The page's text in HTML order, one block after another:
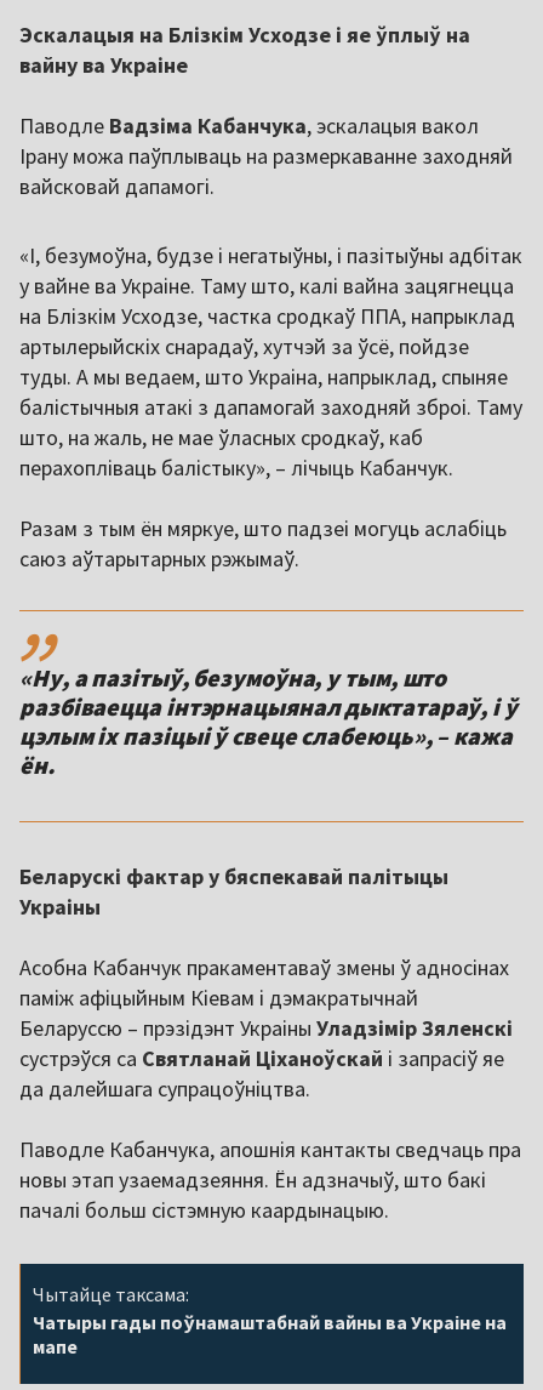
Эскалацыя на Блізкім Усходзе і яе ўплыў на
вайну ва Украіне
Паводле Вадзіма Кабанчука, эскалацыя вакол
Ірану можа паўплываць на размеркаванне заходняй
вайсковай дапамогі.
«І, безумоўна, будзе і негатыўны, і пазітыўны адбітак
у вайне ва Украіне. Таму што, калі вайна зацягнецца
на Блізкім Усходзе, частка сродкаў ППА, напрыклад
артылерыйскіх снарадаў, хутчэй за ўсё, пойдзе
туды. А мы ведаем, што Украіна, напрыклад, спыняе
балістычныя атакі з дапамогай заходняй зброі. Таму
што, на жаль, не мае ўласных сродкаў, каб
перахопліваць балістыку», – лічыць Кабанчук.
Разам з тым ён мяркуе, што падзеі могуць аслабіць
саюз аўтарытарных рэжымаў.
,,
«Ну, а пазітыў, безумоўна, у тым, што
разбіваецца інтэрнацыянал дыктатараў, і ў
цэлым іх пазіцыі ў свеце слабеюць», – кажа
ён.
Беларускі фактар у бяспекавай палітыцы
Украіны
Асобна Кабанчук пракаментаваў змены ў адносінах
паміж афіцыйным Кіевам і дэмакратычнай
Беларуссю – прэзідэнт Украіны Уладзімір Зяленскі
сустрэўся са Святланай Ціханоўскай і запрасіў яе
да далейшага супрацоўніцтва.
Паводле Кабанчука, апошнія кантакты сведчаць пра
новы этап узаемадзеяння. Ён адзначыў, што бакі
пачалі больш сістэмную каардынацыю.
Чытайце таксама:
Чатыры гады поўнамаштабнай вайны ва Украіне на
мапе